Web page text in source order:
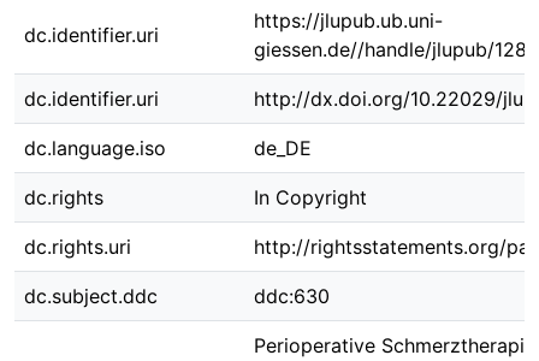
dc.identifier.uri
https://jlupub.ub.uni-
giessen.de//handle/jlupub/
dc.identifier.uri http://dx.doi.org/10.22029/
dc.language.iso de_DE
dc.rights In Copyright
dc.rights.uri http://rightsstatements.org/
dc.subject.ddc ddc:630
Perioperative